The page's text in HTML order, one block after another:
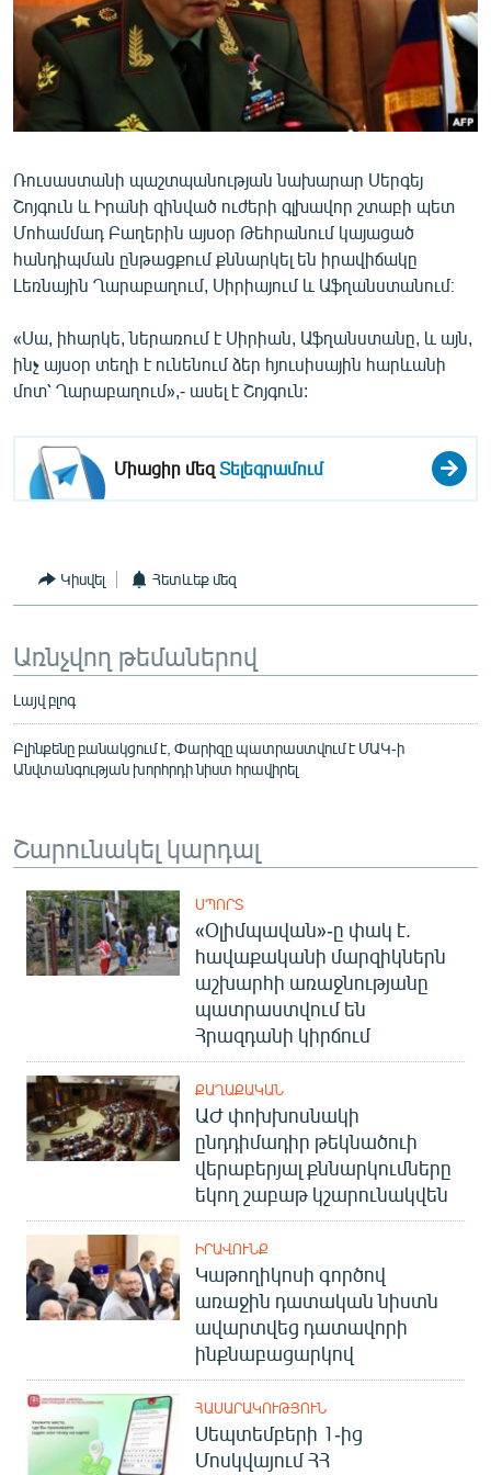
ՄԻՋԱԶԳԱՅԻՆ
ՄՇԱԿՈՒՅԹ
ՍՊՈՐՏ
ՄԵԿՆԱԲԱՆՈՒԹՅՈՒՆ
ՏՏ ԵՒ ԻՆՏԵՐՆԵՏ
ԿՈՐՈՆԱՎԻՐՈՒՍ
ԱՐԽԻՎ
ՏԵՍԱՆՅՈՒԹԵՐ
ԲԱՆԱՎԵՃ
ՁԳՏԵԼՈՎ ԼԱՎԱԳՈՒՅՆԻՆ
Հայերեն
ՀԵՏԵՎԵՔ ՄԵԶ
«Ազատության» բոլոր կայքերը
Ռուսաստանի պաշտպանության նախարար Սերգեյ
Շոյգուն և Իրանի զինված ուժերի գլխավոր շտաբի պետ
Մոհամմադ Բաղերին այսօր Թեհրանում կայացած
հանդիպման ընթացքում քննարկել են իրավիճակը
Լեռնային Ղարաբաղում, Սիրիայում և Աֆղանստանում։
«Սա, իհարկե, ներառում է Սիրիան, Աֆղանստանը, և այն,
ինչ այսօր տեղի է ունենում ձեր հյուսիսային հարևանի
մոտ՝ Ղարաբաղում»,- ասել է Շոյգուն:
Միացիր մեզՏելեգրամում
Կիսվել Հետևեք մեզ
Առնչվող թեմաներով
Լայվ բլոգ
Բլինքենը բանակցում է, Փարիզը պատրաստվում է ՄԱԿ-ի
Անվտանգության խորհրդի նիստ հրավիրել
Շարունակել կարդալ
ՍՊՈՐՏ
«Օլիմպավան»-ը փակ է.
հավաքականի մարզիկներն
աշխարհի առաջնությանը
պատրաստվում են
Հրազդանի կիրճում
ՔԱՂԱՔԱԿԱՆ
ԱԺ փոխխոսնակի
ընդդիմադիր թեկնածուի
վերաբերյալ քննարկումները
եկող շաբաթ կշարունակվեն
ԻՐԱՎՈՒՆՔ
Կաթողիկոսի գործով
առաջին դատական նիստն
ավարտվեց դատավորի
ինքնաբացարկով
ՀԱՍԱՐԱԿՈՒԹՅՈՒՆ
Սեպտեմբերի 1-ից
Մոսկվայում ՀՀ